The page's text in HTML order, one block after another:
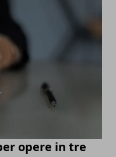
opere in tre